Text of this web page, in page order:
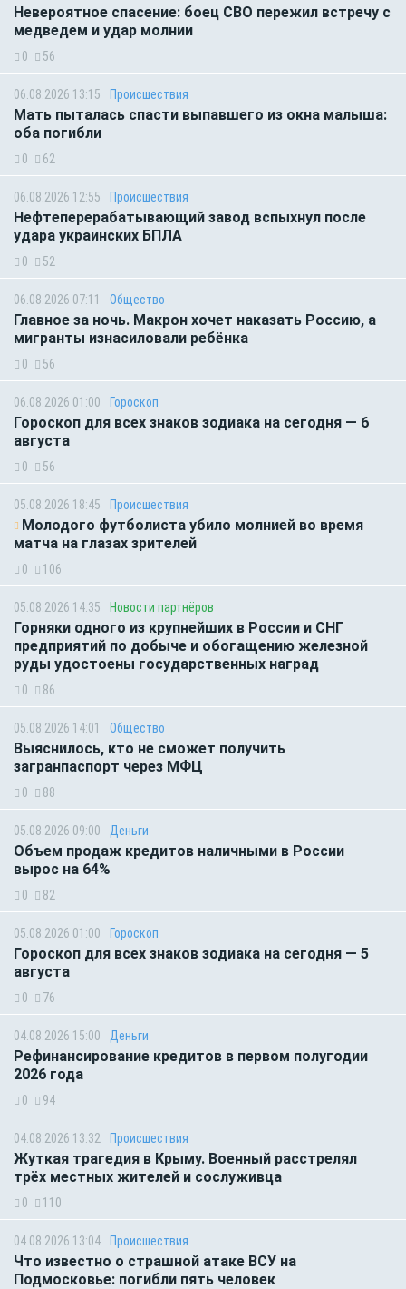
Невероятное спасение: боец СВО пережил встречу с
медведем и удар молнии
0 56
06.08.2026 13:15 Происшествия
Мать пыталась спасти выпавшего из окна малыша:
оба погибли
0 62
06.08.2026 12:55 Происшествия
Нефтеперерабатывающий завод вспыхнул после
удара украинских БПЛА
0 52
06.08.2026 07:11 Общество
Главное за ночь. Макрон хочет наказать Россию, а
мигранты изнасиловали ребёнка
0 56
06.08.2026 01:00 Гороскоп
Гороскоп для всех знаков зодиака на сегодня — 6
августа
0 56
05.08.2026 18:45 Происшествия
Молодого футболиста убило молнией во время
матча на глазах зрителей
0 106
05.08.2026 14:35 Новости партнёров
Горняки одного из крупнейших в России и СНГ
предприятий по добыче и обогащению железной
руды удостоены государственных наград
0 86
05.08.2026 14:01 Общество
Выяснилось, кто не сможет получить
загранпаспорт через МФЦ
0 88
05.08.2026 09:00 Деньги
Объем продаж кредитов наличными в России
вырос на 64%
0 82
05.08.2026 01:00 Гороскоп
Гороскоп для всех знаков зодиака на сегодня — 5
августа
0 76
04.08.2026 15:00 Деньги
Рефинансирование кредитов в первом полугодии
2026 года
0 94
04.08.2026 13:32 Происшествия
Жуткая трагедия в Крыму. Военный расстрелял
трёх местных жителей и сослуживца
0 110
04.08.2026 13:04 Происшествия
Что известно о страшной атаке ВСУ на
Подмосковье: погибли пять человек